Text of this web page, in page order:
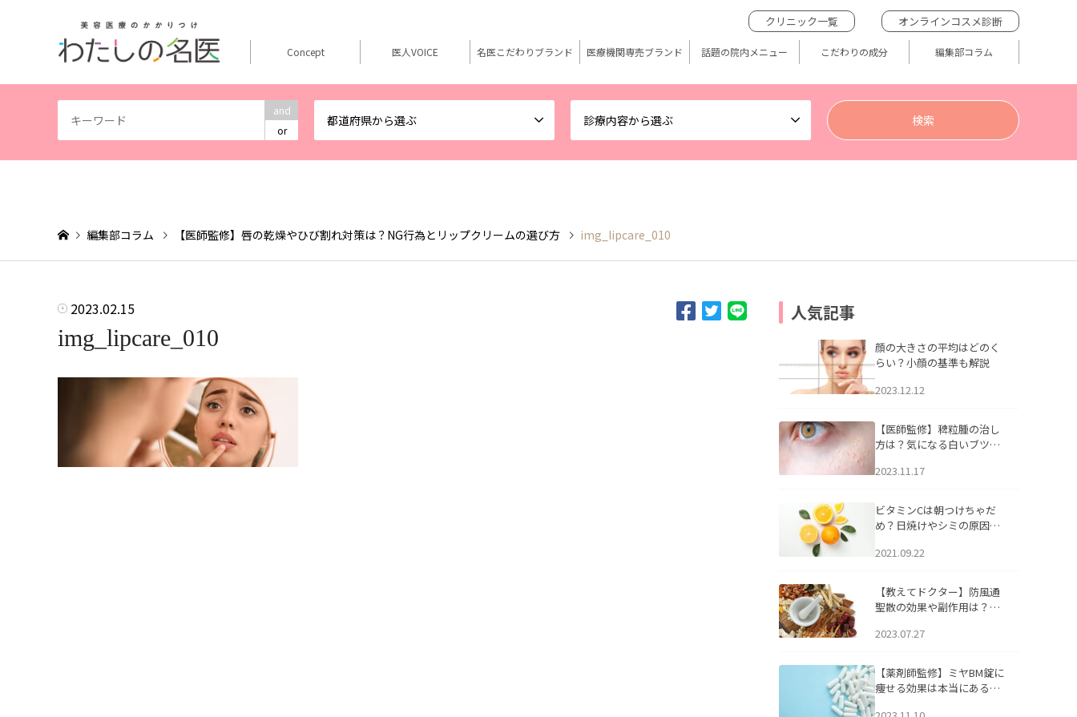
and
or
都道府県から選ぶ 診療内容から選ぶ
クリニック一覧 オンラインコスメ診断
Concept 医人VOICE 名医こだわりブランド 医療機関専売ブランド 話題の院内メニュー こだわりの成分 編集部コラム
編集部コラム 【医師監修】唇の乾燥やひび割れ対策は？NG行為とリップクリームの選び方 img_lipcare_010
2023.02.15
img_lipcare_010
人気記事
顔の大きさの平均はどのく
らい？小顔の基準も解説
2023.12.12
【医師監修】稗粒腫の治し
方は？気になる白いブツブ
アについて
2023.11.17
ビタミンCは朝つけちゃだ
め？日焼けやシミの原因に
2021.09.22
【教えてドクター】防風通
聖散の効果や副作用は？長
2023.07.27
【薬剤師監修】ミヤBM錠に
痩せる効果は本当にある